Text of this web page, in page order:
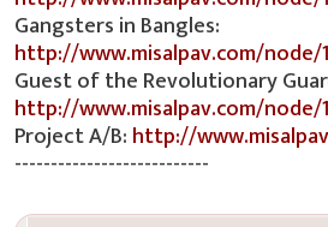
Gangsters in Bangles:
http://www.misalpav.com/node/
Guest of the Revolutionary
http://www.misalpav.com/node/
Project A/B:http://
---------------------------